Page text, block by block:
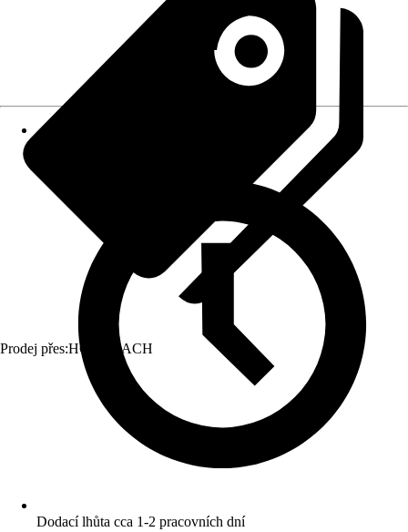
Prodej přes:HORNBACH
Dodací lhůta cca 1-2 pracovních dní